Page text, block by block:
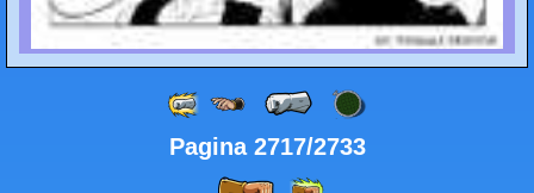
Pagina 2717/2733